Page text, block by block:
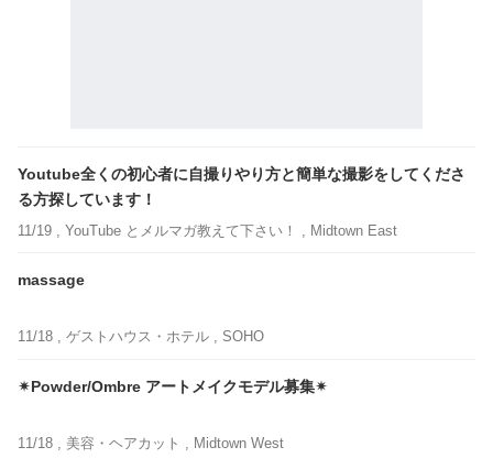
Youtube全くの初心者に自撮りやり方と簡単な撮影をしてくださ
る方探しています！
11/19 , YouTube とメルマガ教えて下さい！ , Midtown East
massage
11/18 , ゲストハウス・ホテル , SOHO
✴︎Powder/Ombre アートメイクモデル募集✴︎
11/18 , 美容・ヘアカット , Midtown West